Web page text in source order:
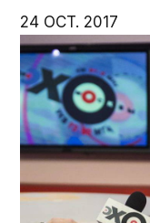
24 OCT. 2017